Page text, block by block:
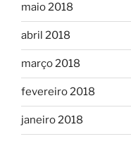
maio 2018
abril 2018
março 2018
fevereiro 2018
janeiro 2018